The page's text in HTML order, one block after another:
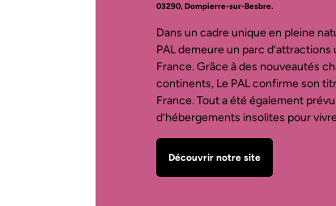
03290, Dompierre-sur-Besbre.
Dans un cadre unique en pleine
PAL demeure un parc
France. Grâce à des nouveautés
continents, Le PAL confirme son
France. Tout a été également
d’hébergements insolites pour
Découvrir notre site